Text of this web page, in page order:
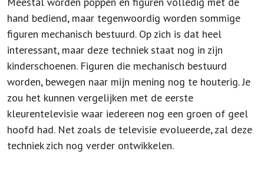
hand bediend, maar tegenwoordig worden sommige
figuren mechanisch bestuurd. Op zich is dat heel
interessant, maar deze techniek staat nog in zijn
kinderschoenen. Figuren die mechanisch bestuurd
worden, bewegen naar mijn mening nog te houterig. Je
zou het kunnen vergelijken met de eerste
kleurentelevisie waar iedereen nog een groen of geel
hoofd had. Net zoals de televisie evolueerde, zal deze
techniek zich nog verder ontwikkelen.